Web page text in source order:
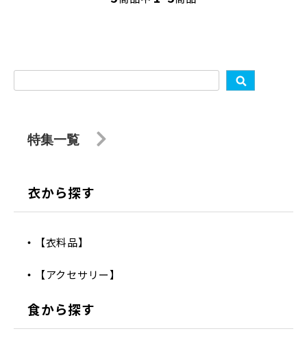
特集一覧
衣から探す
【衣料品】
【アクセサリー】
食から探す